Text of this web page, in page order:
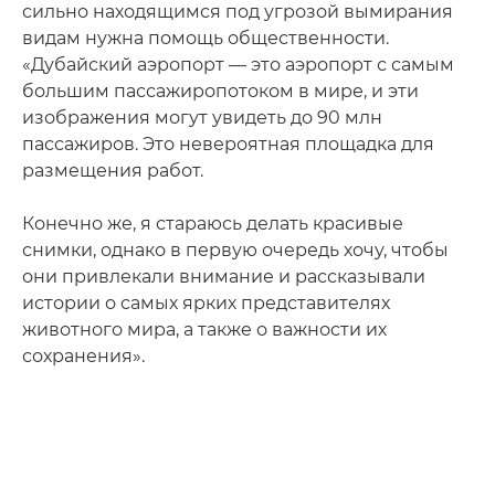
сильно находящимся под угрозой вымирания
видам нужна помощь общественности.
«Дубайский аэропорт — это аэропорт с самым
большим пассажиропотоком в мире, и эти
изображения могут увидеть до 90 млн
пассажиров. Это невероятная площадка для
размещения работ.
Конечно же, я стараюсь делать красивые
снимки, однако в первую очередь хочу, чтобы
они привлекали внимание и рассказывали
истории о самых ярких представителях
животного мира, а также о важности их
сохранения».